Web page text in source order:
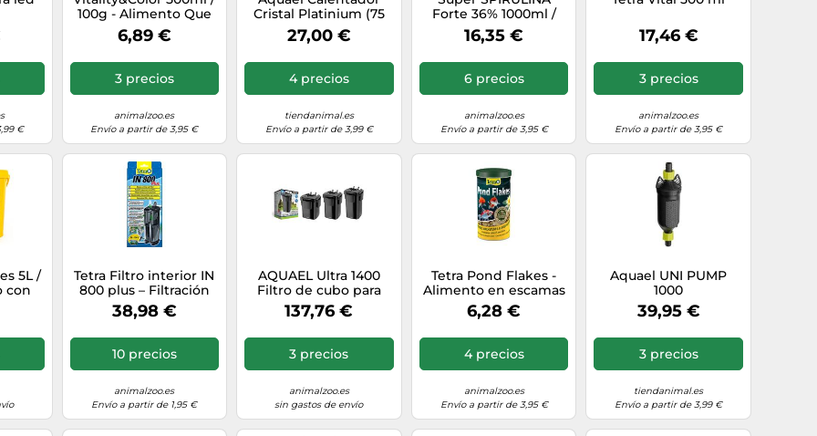
€
100g - Alimento Que
asegura vitalidad y
realza el Color de
Ornamentales
6,89 €
3 precios
animalzoo.es
Envío a partir de 3,95 €
Cristal Platinium (75
W)
27,00 €
4 precios
tiendanimal.es
Envío a partir de 3,99 €
Forte 36% 1000ml /
200g - alimento para
Peces en Forma de
Necesidades
nutricionales
16,35 €
6 precios
animalzoo.es
Envío a partir de 3,95 €
17,46 €
3 precios
animalzoo.es
Envío a partir de 3,95 €
5L /
con
y
Tetra Filtro interior IN
800 plus – Filtración
mecánica, biológica y
química
38,98 €
10 precios
animalzoo.es
Envío a partir de 1,95 €
AQUAEL Ultra 1400
Filtro de cubo para
acuarios
137,76 €
3 precios
animalzoo.es
sin gastos de envío
Tetra Pond Flakes -
Alimento en escamas
para peces de
estanque, 1 L
6,28 €
4 precios
animalzoo.es
Envío a partir de 3,95 €
Aquael UNI PUMP
1000
39,95 €
3 precios
tiendanimal.es
Envío a partir de 3,99 €